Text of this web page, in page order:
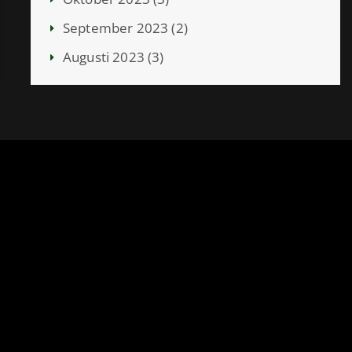
September 2023 (2)
Augusti 2023 (3)